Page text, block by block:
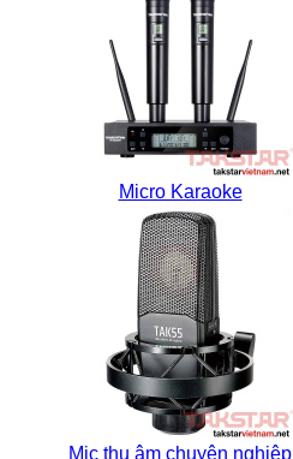
Micro Karaoke
Mic thu âm chuyên nghiệp